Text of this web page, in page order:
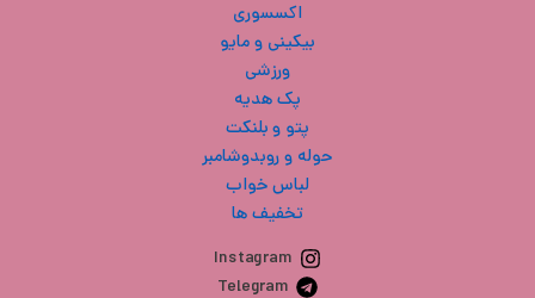
اکسسوری
بیکینی و مایو
ورزشی
پک هدیه
پتو و بلنکت
حوله و روبدوشامبر
لباس خواب
تخفیف ها
Instagram
Telegram